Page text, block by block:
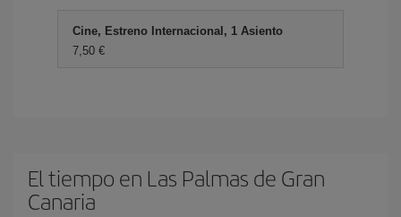
Cine, Estreno Internacional, 1 Asiento
7,50 €
El tiempo en Las Palmas de Gran
Canaria